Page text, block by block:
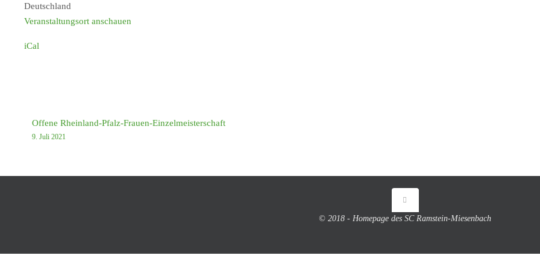
Deutschland
Veranstaltungsort anschauen
iCal
Offene Rheinland-Pfalz-Frauen-Einzelmeisterschaft
9. Juli 2021
© 2018 - Homepage des SC Ramstein-Miesenbach